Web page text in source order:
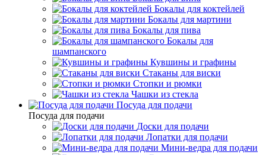
Бокалы для коктейлей
Бокалы для мартини
Бокалы для пива
Бокалы для
шампанского
Кувшины и графины
Стаканы для виски
Стопки и рюмки
Чашки из стекла
Посуда для подачи
Посуда для подачи
Доски для подачи
Лопатки для подачи
Мини-ведра для подачи